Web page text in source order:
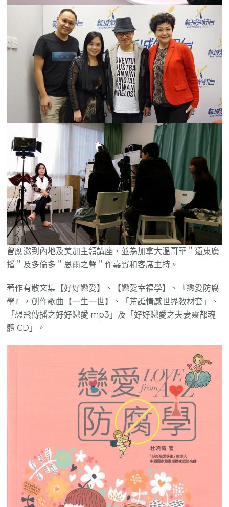
曾應邀到內地及美加主領講座，並為加拿大溫哥華＂遠東廣
播＂及多倫多＂恩雨之聲＂作嘉賓和客席主持。
著作有散文集【好好戀愛】、【戀愛幸福學】、『戀愛防腐
學』，創作歌曲【一生一世】、「荒誕情感世界教材套」、
「想飛傳播之好好戀愛 mp3」及「好好戀愛之夫妻靈都魂
體 CD」。